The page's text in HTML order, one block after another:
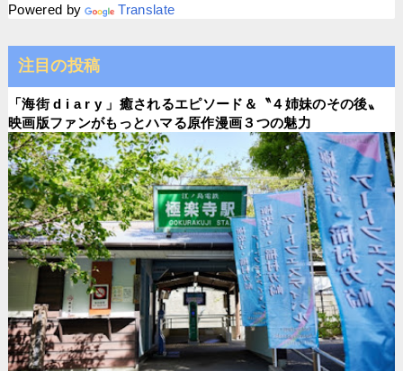
Powered by Translate
注目の投稿
「海街 d i a r y 」癒されるエピソード＆〝４姉妹のその後〟
映画版ファンがもっとハマる原作漫画３つの魅力